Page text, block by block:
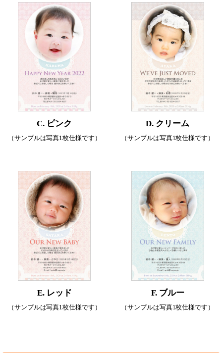
C. ピンク
（サンプルは写真1枚仕様です）
D. クリーム
（サンプルは写真1枚仕様です）
E. レッド
（サンプルは写真1枚仕様です）
F. ブルー
（サンプルは写真1枚仕様です）